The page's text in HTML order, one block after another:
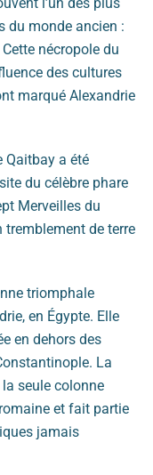
l’un des plus
du monde ancien :
nécropole du
des cultures
marqué Alexandrie
Qaitbay a été
du célèbre phare
Merveilles du
tremblement de terre
triomphale
en Égypte. Elle
en dehors des
La
seule colonne
et fait partie
jamais